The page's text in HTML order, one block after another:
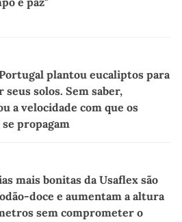
plantou eucaliptos para
seus solos. Sem saber,
a velocidade com que os
propagam
mais bonitas da Usaflex são
doce e aumentam a altura
sem comprometer o